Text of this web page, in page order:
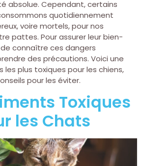
absolue. Cependant, certains
quotidiennement
voire mortels, pour nos
pattes. Pour assurer leur bien-
connaître ces dangers
des précautions. Voici une
les plus toxiques pour les chiens,
pour les éviter.
Toxiques
les Chats